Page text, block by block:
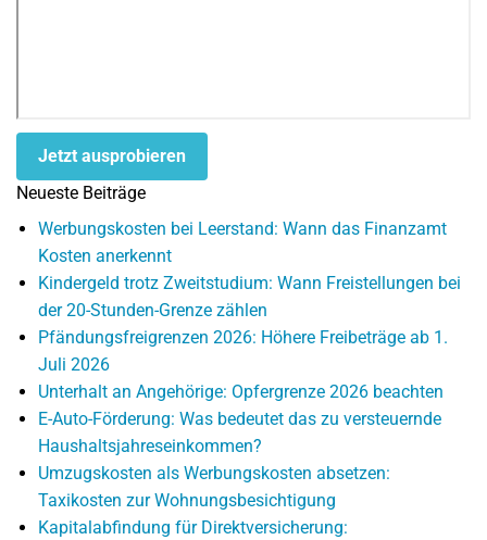
Jetzt ausprobieren
Neueste Beiträge
Werbungskosten bei Leerstand: Wann das Finanzamt
Kosten anerkennt
Kindergeld trotz Zweitstudium: Wann Freistellungen bei
der 20-Stunden-Grenze zählen
Pfändungsfreigrenzen 2026: Höhere Freibeträge ab 1.
Juli 2026
Unterhalt an Angehörige: Opfergrenze 2026 beachten
E-Auto-Förderung: Was bedeutet das zu versteuernde
Haushaltsjahreseinkommen?
Umzugskosten als Werbungskosten absetzen:
Taxikosten zur Wohnungsbesichtigung
Kapitalabfindung für Direktversicherung: